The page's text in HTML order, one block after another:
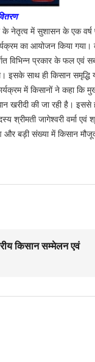
नेतृत्व में सुशासन के एक वर्ष
का आयोजन किया गया।
विभिन्न प्रकार के फल एवं
इसके साथ ही किसान
में किसानों ने कहा कि
खरीदी की जा रही है।
जागेश्वरी वर्मा एवं
और बड़ी संख्या में किसान
किसान सम्मेलन एवं